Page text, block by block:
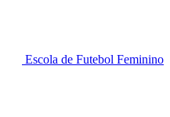
Escola de Futebol Feminino